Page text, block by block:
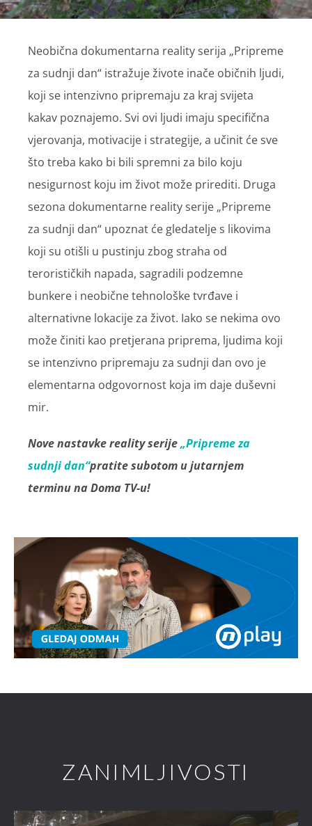
Neobična dokumentarna reality serija „Pripreme
za sudnji dan“ istražuje živote inače običnih ljudi,
koji se intenzivno pripremaju za kraj svijeta
kakav poznajemo. Svi ovi ljudi imaju specifična
vjerovanja, motivacije i strategije, a učinit će sve
što treba kako bi bili spremni za bilo koju
nesigurnost koju im život može prirediti. Druga
sezona dokumentarne reality serije „Pripreme
za sudnji dan“ upoznat će gledatelje s likovima
koji su otišli u pustinju zbog straha od
terorističkih napada, sagradili podzemne
bunkere i neobične tehnološke tvrđave i
alternativne lokacije za život. Iako se nekima ovo
može činiti kao pretjerana priprema, ljudima koji
se intenzivno pripremaju za sudnji dan ovo je
elementarna odgovornost koja im daje duševni
mir.
Nove nastavke reality serije„Pripreme za
sudnji dan“pratite subotom u jutarnjem
terminu na Doma TV-u!
ZANIMLJIVOSTI